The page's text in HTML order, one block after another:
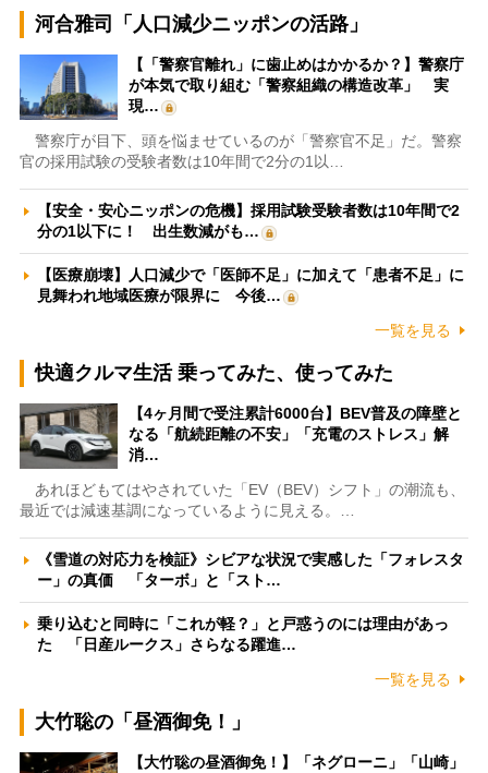
河合雅司「人口減少ニッポンの活路」
【「警察官離れ」に歯止めはかかるか？】警察庁
が本気で取り組む「警察組織の構造改革」 実
現…
警察庁が目下、頭を悩ませているのが「警察官不足」だ。警察
官の採用試験の受験者数は10年間で2分の1以…
【安全・安心ニッポンの危機】採用試験受験者数は10年間で2
分の1以下に！ 出生数減がも…
【医療崩壊】人口減少で「医師不足」に加えて「患者不足」に
見舞われ地域医療が限界に 今後…
一覧を見る
快適クルマ生活 乗ってみた、使ってみた
【4ヶ月間で受注累計6000台】BEV普及の障壁と
なる「航続距離の不安」「充電のストレス」解
消…
あれほどもてはやされていた「EV（BEV）シフト」の潮流も、
最近では減速基調になっているように見える。…
《雪道の対応力を検証》シビアな状況で実感した「フォレスタ
ー」の真価 「ターボ」と「スト…
乗り込むと同時に「これが軽？」と戸惑うのには理由があっ
た 「日産ルークス」さらなる躍進…
一覧を見る
大竹聡の「昼酒御免！」
【大竹聡の昼酒御免！】「ネグローニ」「山崎」